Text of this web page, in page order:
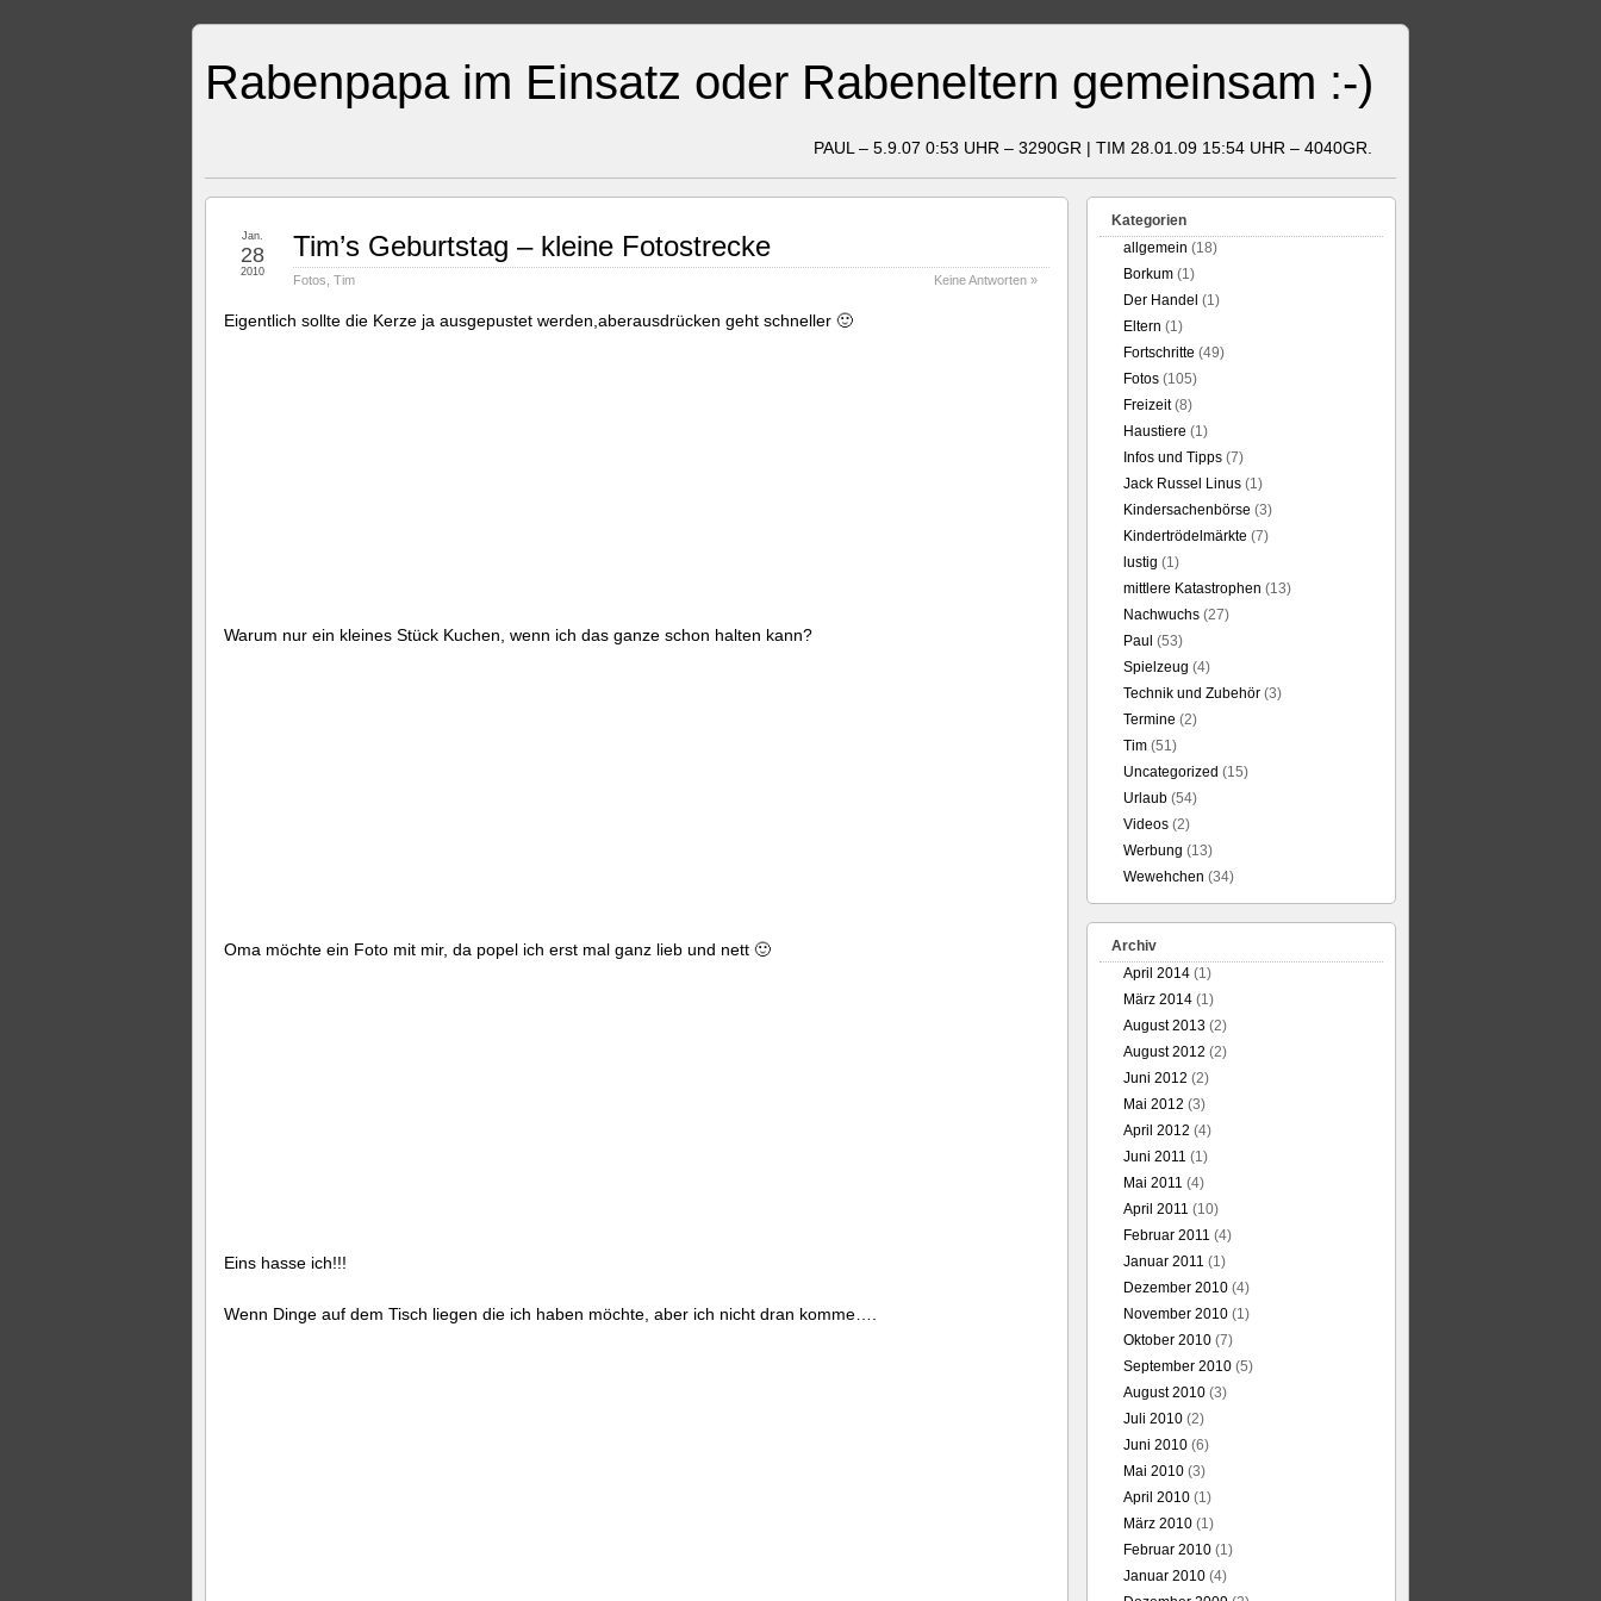
Rabenpapa im Einsatz oder Rabeneltern gemeinsam :-)
PAUL – 5.9.07 0:53 UHR – 3290GR | TIM 28.01.09 15:54 UHR – 4040GR.
Tim’s Geburtstag – kleine Fotostrecke
Fotos Tim Keine Antworten »
Jan.
28
2010
Eigentlich sollte die Kerze ja ausgepustet werden,aberausdrücken geht schneller 🙂
Warum nur ein kleines Stück Kuchen, wenn ich das ganze schon halten kann?
Oma möchte ein Foto mit mir, da popel ich erst mal ganz lieb und nett 🙂
Eins hasse ich!!!
Wenn Dinge auf dem Tisch liegen die ich haben möchte, aber ich nicht dran komme….
Kategorien
allgemein (18)
Borkum (1)
Der Handel (1)
Eltern (1)
Fortschritte (49)
Fotos (105)
Freizeit(8)
Haustiere (1)
Infos und Tipps (7)
Jack Russel Linus (1)
Kindersachenbörse (3)
Kindertrödelmärkte (7)
lustig (1)
mittlere Katastrophen (13)
Nachwuchs (27)
Paul (53)
Spielzeug (4)
Technik und Zubehör (3)
Termine (2)
Tim (51)
Uncategorized (15)
Urlaub (54)
Videos (2)
Werbung (13)
Wewehchen (34)
Archiv
April 2014 (1)
März 2014 (1)
August 2013 (2)
August 2012 (2)
Juni 2012 (2)
Mai 2012 (3)
April 2012 (4)
Juni 2011 (1)
Mai 2011 (4)
April 2011 (10)
Februar 2011 (4)
Januar 2011 (1)
Dezember 2010 (4)
November 2010 (1)
Oktober 2010 (7)
September 2010 (5)
August 2010 (3)
Juli 2010 (2)
Juni 2010 (6)
Mai 2010 (3)
April 2010 (1)
März 2010 (1)
Februar 2010 (1)
Januar 2010 (4)